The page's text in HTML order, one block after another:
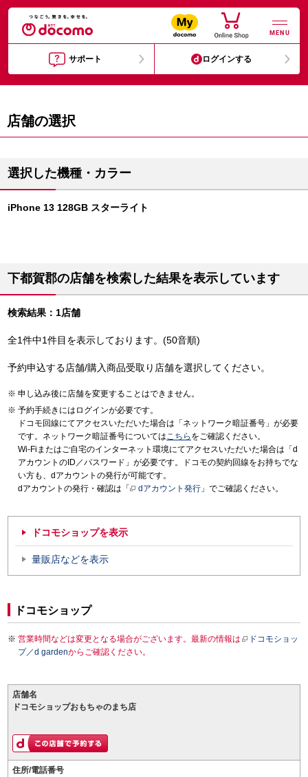
MENU
サポート ログインする
店舗の選択
選択した機種・カラー
iPhone 13 128GB スターライト
下都賀郡の店舗を検索した結果を表示しています
検索結果：1店舗
全1件中1件目を表示しております。(50音順)
予約申込する店舗/購入商品受取り店舗を選択してください。
申し込み後に店舗を変更することはできません。
予約手続きにはログインが必要です。
ドコモ回線にてアクセスいただいた場合は「ネットワーク暗証番号」が必要
です。ネットワーク暗証番号についてはこちら をご確認ください。
Wi-Fiまたはご自宅のインターネット環境にてアクセスいただいた場合は「d
アカウントのID／パスワード」が必要です。ドコモの契約回線をお持ちでな
い方も、dアカウントの発行が可能です。
dアカウントの発行・確認は「
dアカウント発行 」でご確認ください。
ドコモショップを表示
量販店などを表示
ドコモショップ
営業時間などは変更となる場合がございます。最新の情報は
ドコモショッ
プ／d gardenからご確認ください。
店舗名
ドコモショップおもちゃのまち店
住所/電話番号